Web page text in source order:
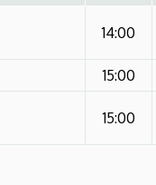
14:00
15:00
15:00